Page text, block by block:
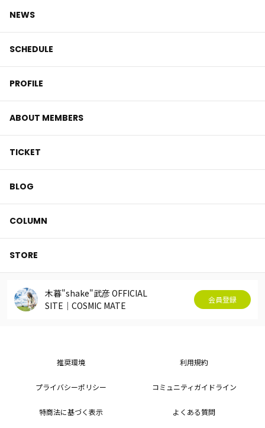
NEWS
SCHEDULE
PROFILE
ABOUT MEMBERS
TICKET
BLOG
COLUMN
STORE
木暮"shake"武彦 OFFICIAL
SITE│COSMIC MATE
会員登録
推奨環境 利用規約
プライバシーポリシー コミュニティガイドライン
特商法に基づく表示 よくある質問